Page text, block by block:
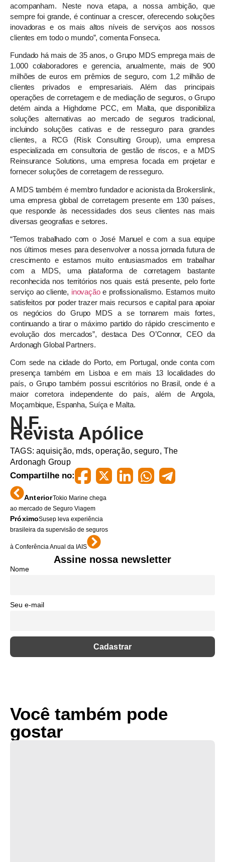
acompanham. Neste nova etapa, a nossa ambição, que
sempre foi grande, é continuar a crescer, oferecendo soluções
inovadoras e os mais altos níveis de serviços aos nossos
clientes em todo o mundo”, comenta Fonseca.
Fundado há mais de 35 anos, o Grupo MDS emprega mais de
1.000 colaboradores e gerencia, anualmente, mais de 900
milhões de euros em prêmios de seguro, com 1,2 milhão de
clientes privados e empresariais. Além das principais
operações de corretagem e de mediação de seguros, o Grupo
detém ainda a Highdome PCC, em Malta, que disponibiliza
soluções alternativas ao mercado de seguros tradicional,
incluindo soluções cativas e de resseguro para grandes
clientes, a RCG (Risk Consulting Group), uma empresa
especializada em consultoria de gestão de riscos, e a MDS
Reinsurance Solutions, uma empresa focada em projetar e
fornecer soluções de corretagem de resseguro.
A MDS também é membro fundador e acionista da Brokerslink,
uma empresa global de corretagem presente em 130 países,
que responde às necessidades dos seus clientes nas mais
diversas geografias e setores.
“Temos trabalhado com o José Manuel e com a sua equipe
nos últimos meses para desenvolver a nossa jornada futura de
crescimento e estamos muito entusiasmados em trabalhar
com a MDS, uma plataforma de corretagem bastante
reconhecida nos territórios nos quais está presente, pelo forte
serviço ao cliente, inovação e profissionalismo. Estamos muito
satisfeitos por poder trazer mais recursos e capital para apoiar
os negócios do Grupo MDS a se tornarem mais fortes,
continuando a tirar o máximo partido do rápido crescimento e
evolução dos mercados”, destaca Des O’Connor, CEO da
Ardonagh Global Partners.
Com sede na cidade do Porto, em Portugal, onde conta com
presença também em Lisboa e em mais 13 localidades do
país, o Grupo também possui escritórios no Brasil, onde é a
maior corretora independente do país, além de Angola,
Moçambique, Espanha, Suíça e Malta.
N.F.
Revista Apólice
TAGS: aquisição, mds,operação,seguro,The
Ardonagh Group
Compartilhe no:
AnteriorTokio Marine chega
ao mercado de Seguro Viagem
PróximoSusep leva experiência
brasileira da supervisão de seguros
à Conferência Anual da IAIS
Assine nossa newsletter
Nome
Seu e-mail
Você também pode
gostar